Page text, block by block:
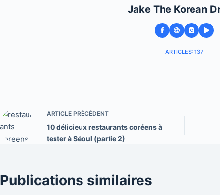
Jake The Korean
ARTICLES: 137
ARTICLE PRÉCÉDENT
10 délicieux restaurants coréens à
tester à Séoul (partie 2)
Publications similaires